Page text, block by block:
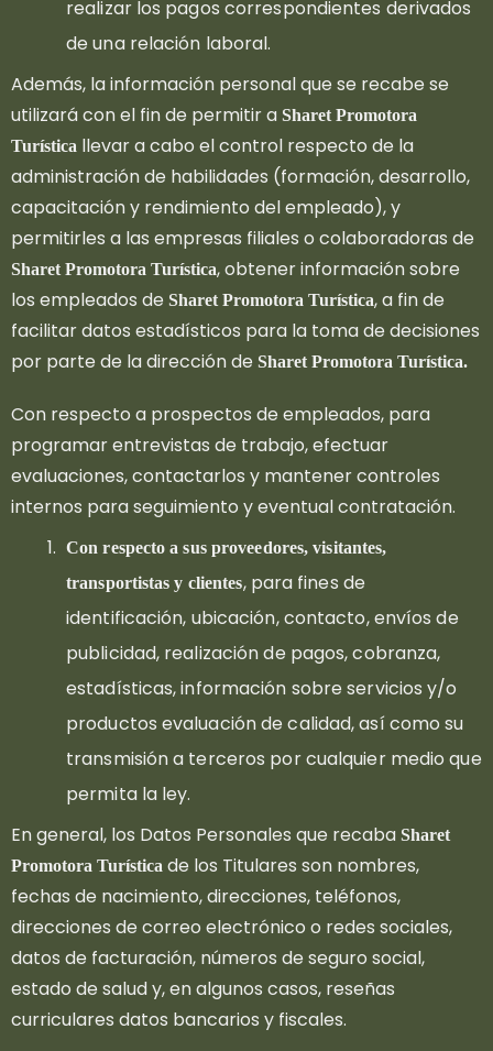
realizar los pagos correspondientes derivados
de una relación laboral.
Además, la información personal que se recabe se
utilizará con el fin de permitir a Sharet Promotora
Turística llevar a cabo el control respecto de la
administración de habilidades (formación, desarrollo,
capacitación y rendimiento del empleado), y
permitirles a las empresas filiales o colaboradoras de
Sharet Promotora Turística, obtener información sobre
los empleados de Sharet Promotora Turística, a fin de
facilitar datos estadísticos para la toma de decisiones
por parte de la dirección de Sharet Promotora Turística.
Con respecto a prospectos de empleados, para
programar entrevistas de trabajo, efectuar
evaluaciones, contactarlos y mantener controles
internos para seguimiento y eventual contratación.
Con respecto a sus proveedores, visitantes,
transportistas y clientes, para fines de
identificación, ubicación, contacto, envíos de
publicidad, realización de pagos, cobranza,
estadísticas, información sobre servicios y/o
productos evaluación de calidad, así como su
transmisión a terceros por cualquier medio que
permita la ley.
En general, los Datos Personales que recaba Sharet
Promotora Turística de los Titulares son nombres,
fechas de nacimiento, direcciones, teléfonos,
direcciones de correo electrónico o redes sociales,
datos de facturación, números de seguro social,
estado de salud y, en algunos casos, reseñas
curriculares datos bancarios y fiscales.